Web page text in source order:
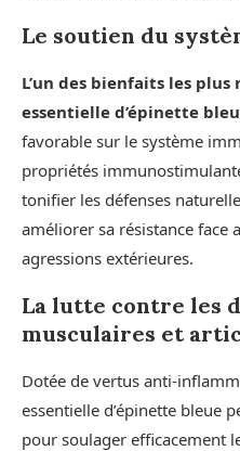
Le soutien du
L’un des bienfaits les plus
essentielle d’épinette
favorable sur le système
propriétés
tonifier les défenses
améliorer sa résistance face
agressions extérieures.
La lutte contre les
musculaires et
Dotée de vertus anti-
essentielle d’épinette bleue
pour soulager efficacement